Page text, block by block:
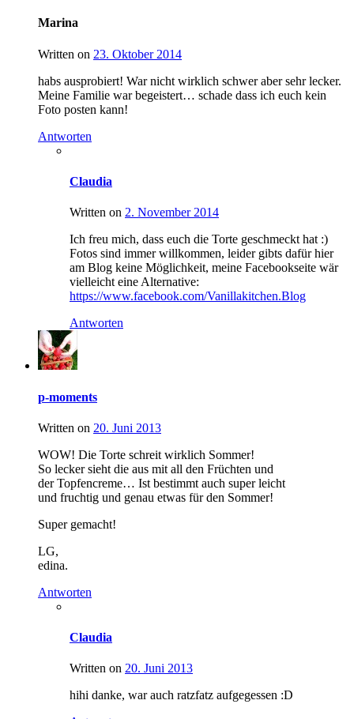
Marina
Written on 23. Oktober 2014
habs ausprobiert! War nicht wirklich schwer aber sehr lecker.
Meine Familie war begeistert… schade dass ich euch kein
Foto posten kann!
Antworten
Claudia
Written on 2. November 2014
Ich freu mich, dass euch die Torte geschmeckt hat :)
Fotos sind immer willkommen, leider gibts dafür hier
am Blog keine Möglichkeit, meine Facebookseite wär
vielleicht eine Alternative:
https://www.facebook.com/Vanillakitchen.Blog
Antworten
p-moments
Written on 20. Juni 2013
WOW! Die Torte schreit wirklich Sommer!
So lecker sieht die aus mit all den Früchten und
der Topfencreme… Ist bestimmt auch super leicht
und fruchtig und genau etwas für den Sommer!
Super gemacht!
LG,
edina.
Antworten
Claudia
Written on 20. Juni 2013
hihi danke, war auch ratzfatz aufgegessen :D